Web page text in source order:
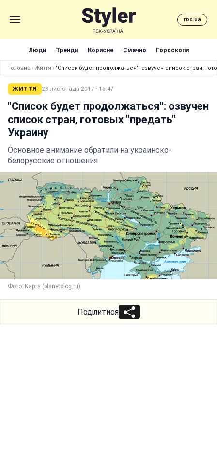
rbc.ua
Люди Тренди Корисне Смачно Гороскопи
Головна › Життя › "Список будет продолжаться": озвучен список стран,
ЖИТТЯ 23 листопада 2017 · 16:47
"Список будет продолжаться": озвучен
список стран, готовых "предать"
Украину
Основное внимание обратили на украинско-
белорусские отношения
Фото: Карта (planetolog.ru)
Поділитися